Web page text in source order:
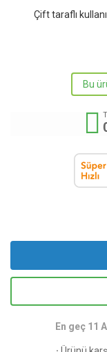
Çift taraflı
Bu
En geç 11